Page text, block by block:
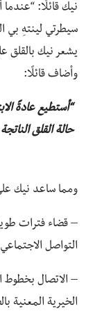
نيك قائلًا:
سيطرتي لينتهِ بي
يشعر نيك بالقلق
وأضاف قائلًا:
“أستطيع عادةً
حالة القلق
ومما ساعد نيك
– قضاء فترات
التواصل
– الاتصال بخطوط